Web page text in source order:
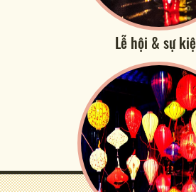
Lễ hội & sự